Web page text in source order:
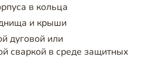
в кольца
и крыши
дуговой или
сваркой в среде защитных